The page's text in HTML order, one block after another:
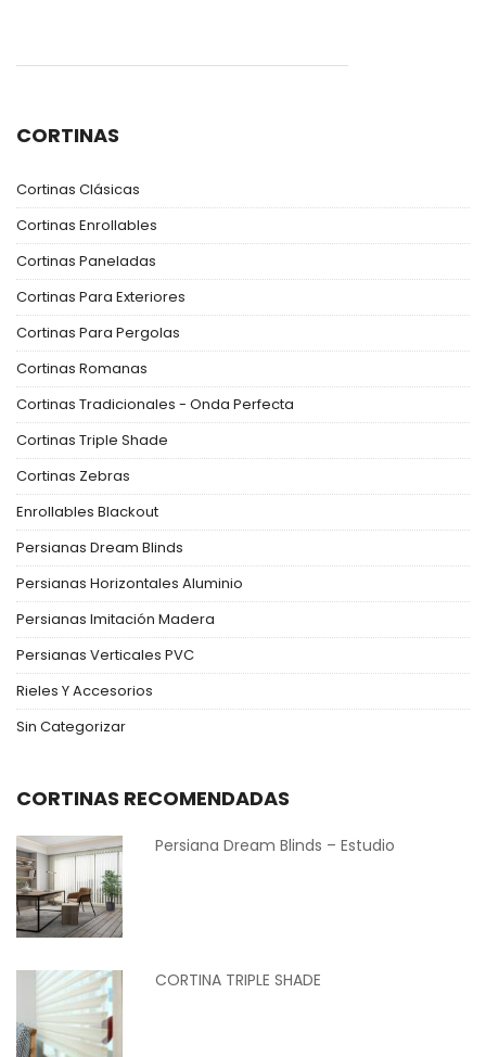
CORTINAS
Cortinas Clásicas
Cortinas Enrollables
Cortinas Paneladas
Cortinas Para Exteriores
Cortinas Para Pergolas
Cortinas Romanas
Cortinas Tradicionales - Onda Perfecta
Cortinas Triple Shade
Cortinas Zebras
Enrollables Blackout
Persianas Dream Blinds
Persianas Horizontales Aluminio
Persianas Imitación Madera
Persianas Verticales PVC
Rieles Y Accesorios
Sin Categorizar
CORTINAS RECOMENDADAS
Persiana Dream Blinds – Estudio
CORTINA TRIPLE SHADE